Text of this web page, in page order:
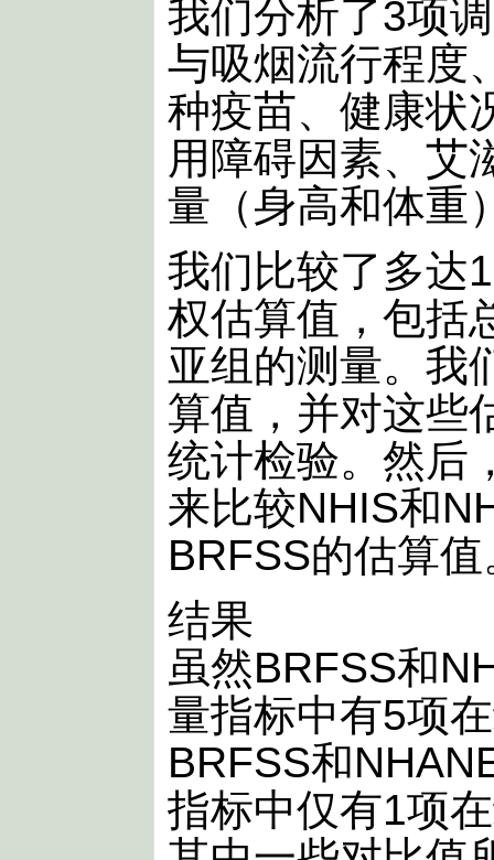
我们分析了3项
与吸烟流行程度
种疫苗、健康状
用障碍因素、艾
量（身高和体重
我们比较了多达
权估算值，包括
亚组的测量。我
算值，并对这些
统计检验。然后
来比较NHIS和
BRFSS的估算值
结果
虽然BRFSS和
量指标中有5项
BRFSS和
指标中仅有1项